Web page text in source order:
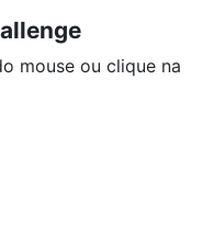
mouse ou clique na